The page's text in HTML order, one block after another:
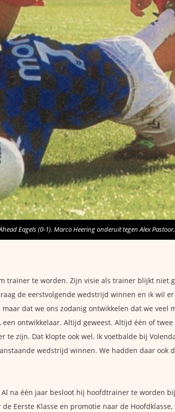
Eagels (0-1). Marco Heering onderuit tegen Alex
trainer te worden. Zijn visie als trainer blijkt niet
de eerstvolgende wedstrijd winnen en ik wil
dat we ons zodanig ontwikkelen dat we
ontwikkelaar. Altijd geweest. Altijd één of
te zijn. Dat klopte ook wel. Ik voetbalde bij
wedstrijd winnen. We hadden daar
na één jaar besloot hij hoofdtrainer te worden
Eerste Klasse en promotie naar de